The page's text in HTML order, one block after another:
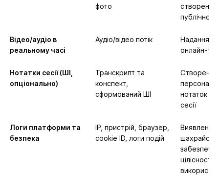
фото
створення
Відео/аудіо в
реальному часі
Аудіо/відео потік
Надання
онлайн-
Нотатки сесії (ШІ,
опціонально)
Транскрипт та
конспект,
сформований ШІ
Створення
нотаток та
сесії
Логи платформи та
безпека
IP, пристрій, браузер,
cookie ID, логи подій
Виявлення